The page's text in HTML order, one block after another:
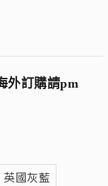
外訂購請pm
英國灰藍